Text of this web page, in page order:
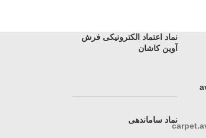
نماد اعتماد الکترونیکی فرش
آوین کاشان
نماد ساماندهی